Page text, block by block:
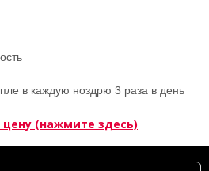
в каждую ноздрю 3 раза в день
(нажмите здесь)